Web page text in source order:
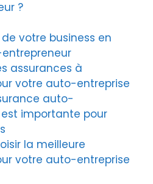
?
votre business en
assurances à
votre auto-entreprise
auto-
importante pour
la meilleure
votre auto-entreprise